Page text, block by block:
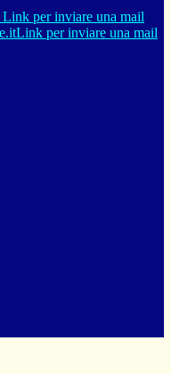
Link per inviare una mail
Link per inviare una mail